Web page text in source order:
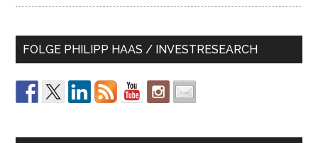
FOLGE PHILIPP HAAS / INVESTRESEARCH